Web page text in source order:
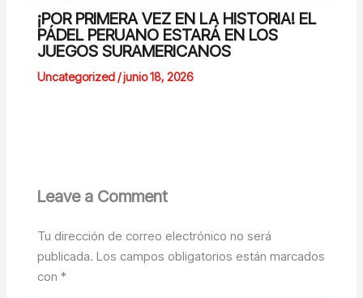
¡POR PRIMERA VEZ EN LA HISTORIA! EL
PÁDEL PERUANO ESTARÁ EN LOS
JUEGOS SURAMERICANOS
Uncategorized/junio 18, 2026
Leave a Comment
Tu dirección de correo electrónico no será
publicada. Los campos obligatorios están marcados
con *